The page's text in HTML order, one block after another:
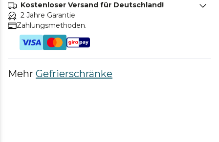
Kostenloser Versand für Deutschland!
2 Jahre Garantie
Zahlungsmethoden.
Mehr Gefrierschränke